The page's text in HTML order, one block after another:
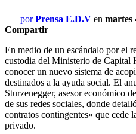
porPrensa E.D.V en martes
Compartir
En medio de un escándalo por el
custodia del Ministerio de Capital
conocer un nuevo sistema de
destinados a la ayuda social. El
Sturzenegger, asesor económico
de sus redes sociales, donde
contratos contingentes» que cede
privado.